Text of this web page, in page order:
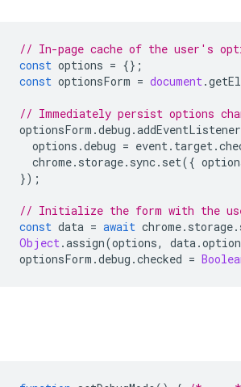
// In-page cache of the user's
const options = {};
const optionsForm = document.
// Immediately persist options
optionsForm .debug .addEventListener
options .debug = event. target.
chrome. storage. sync. set({
});
// Initialize the form with the
const data = await chrome. storage.
Object.assign(options, data.
optionsForm .debug .checked =